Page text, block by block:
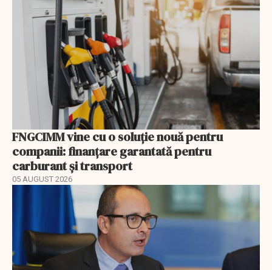
FNGCIMM vine cu o soluție nouă pentru
companii: finanțare garantată pentru
carburant și transport
05 AUGUST 2026